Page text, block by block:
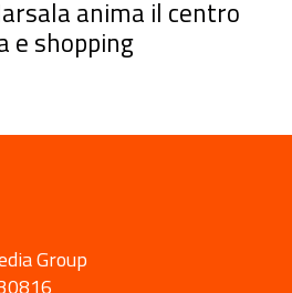
anima il centro
e shopping
Group